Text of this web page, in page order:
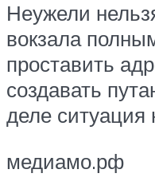
Неужели
вокзала
проставить
создавать
деле ситуация
медиамо.рф